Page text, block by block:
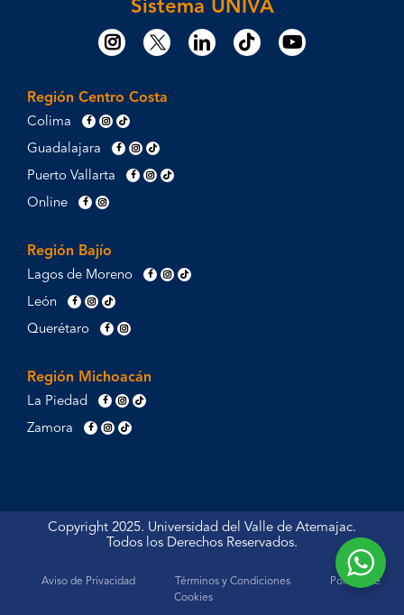
Sistema UNIVA
Región Centro Costa
Colima
Guadalajara
Puerto Vallarta
Online
Región Bajío
Lagos de Moreno
León
Querétaro
Región Michoacán
La Piedad
Zamora
Copyright 2025. Universidad del Valle de Atemajac.
Todos los Derechos Reservados.
Aviso de Privacidad Términos y Condiciones
Política de
Cookies